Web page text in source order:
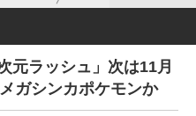
元ラッシュ」次は11月
ガシンカポケモンか